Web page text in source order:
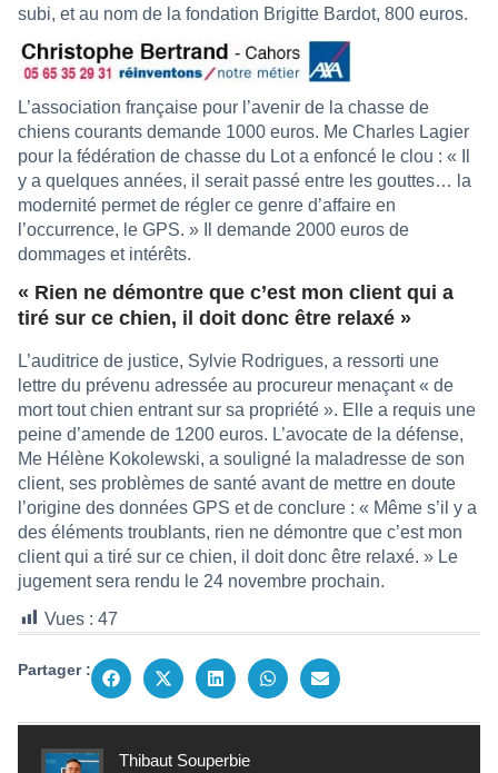
subi, et au nom de la fondation Brigitte Bardot, 800 euros.
L’association française pour l’avenir de la chasse de
chiens courants demande 1000 euros. Me Charles Lagier
pour la fédération de chasse du Lot a enfoncé le clou : « Il
y a quelques années, il serait passé entre les gouttes… la
modernité permet de régler ce genre d’affaire en
l’occurrence, le GPS. » Il demande 2000 euros de
dommages et intérêts.
« Rien ne démontre que c’est mon client qui a
tiré sur ce chien, il doit donc être relaxé »
L’auditrice de justice, Sylvie Rodrigues, a ressorti une
lettre du prévenu adressée au procureur menaçant « de
mort tout chien entrant sur sa propriété ». Elle a requis une
peine d’amende de 1200 euros. L’avocate de la défense,
Me Hélène Kokolewski, a souligné la maladresse de son
client, ses problèmes de santé avant de mettre en doute
l’origine des données GPS et de conclure : « Même s’il y a
des éléments troublants, rien ne démontre que c’est mon
client qui a tiré sur ce chien, il doit donc être relaxé. » Le
jugement sera rendu le 24 novembre prochain.
Vues : 47
Partager :
Thibaut Souperbie